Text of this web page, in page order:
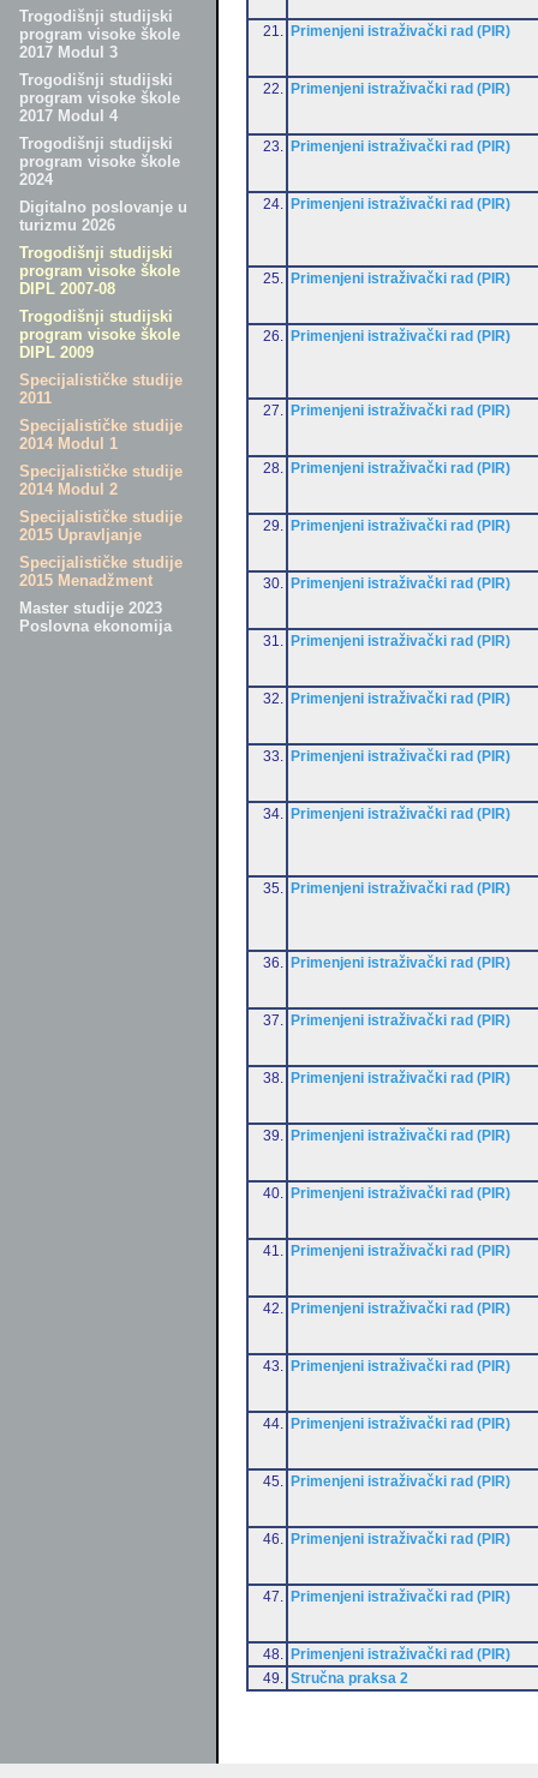
Trogodišnji studijski
program visoke škole
2017 Modul 3
Trogodišnji studijski
program visoke škole
2017 Modul 4
Trogodišnji studijski
program visoke škole
2024
Digitalno poslovanje u
turizmu 2026
Trogodišnji studijski
program visoke škole
DIPL 2007-08
Trogodišnji studijski
program visoke škole
DIPL 2009
Specijalističke studije
2011
Specijalističke studije
2014 Modul 1
Specijalističke studije
2014 Modul 2
Specijalističke studije
2015 Upravljanje
Specijalističke studije
2015 Menadžment
Master studije 2023
Poslovna ekonomija
21. Primenjeni istraživački rad (PIR)
22. Primenjeni istraživački rad (PIR)
23. Primenjeni istraživački rad (PIR)
24. Primenjeni istraživački rad (PIR)
25. Primenjeni istraživački rad (PIR)
26. Primenjeni istraživački rad (PIR)
27. Primenjeni istraživački rad (PIR)
28. Primenjeni istraživački rad (PIR)
29. Primenjeni istraživački rad (PIR)
30. Primenjeni istraživački rad (PIR)
31. Primenjeni istraživački rad (PIR)
32. Primenjeni istraživački rad (PIR)
33. Primenjeni istraživački rad (PIR)
34. Primenjeni istraživački rad (PIR)
35. Primenjeni istraživački rad (PIR)
36. Primenjeni istraživački rad (PIR)
37. Primenjeni istraživački rad (PIR)
38. Primenjeni istraživački rad (PIR)
39. Primenjeni istraživački rad (PIR)
40. Primenjeni istraživački rad (PIR)
41. Primenjeni istraživački rad (PIR)
42. Primenjeni istraživački rad (PIR)
43. Primenjeni istraživački rad (PIR)
44. Primenjeni istraživački rad (PIR)
45. Primenjeni istraživački rad (PIR)
46. Primenjeni istraživački rad (PIR)
47. Primenjeni istraživački rad (PIR)
48.
Primenjeni istraživački rad (PIR)
49.
Stručna praksa 2